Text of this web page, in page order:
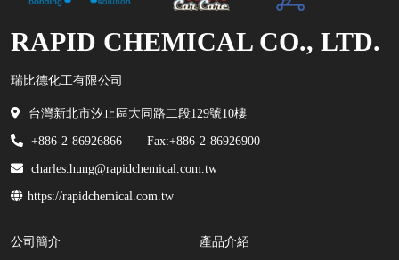
RAPID CHEMICAL CO., LTD.
瑞比德化工有限公司
台灣新北市汐止區大同路二段129號10樓
+886-2-86926866 Fax:+886-2-86926900
charles.hung@rapidchemical.com.tw
https://rapidchemical.com.tw
公司簡介 產品介紹